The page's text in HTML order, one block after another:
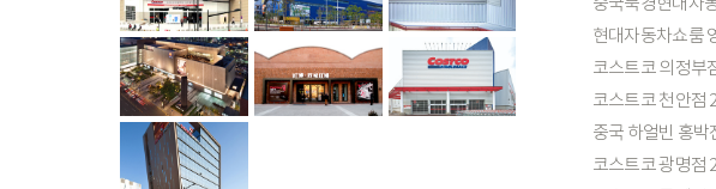
중국북경현대자
현대자동차쇼룸
코스트코 의정부
코스트코 천안점
중국 하얼빈 홍
코스트코 광명점